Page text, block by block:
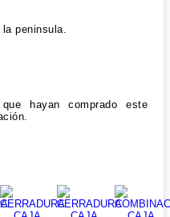
peninsula.
hayan comprado este